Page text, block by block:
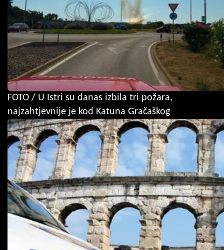
FOTO / U Istri su danas izbila tri požara,
najzahtjevnije je kod Katuna Gračaškog